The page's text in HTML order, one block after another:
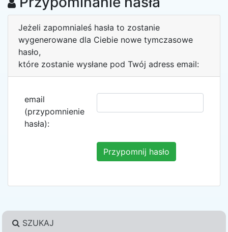
Jeżeli zapomnialeś hasła to zostanie
wygenerowane dla Ciebie nowe tymczasowe
hasło,
które zostanie wysłane pod Twój adress email:
email
(przypomnienie
hasła):
SZUKAJ